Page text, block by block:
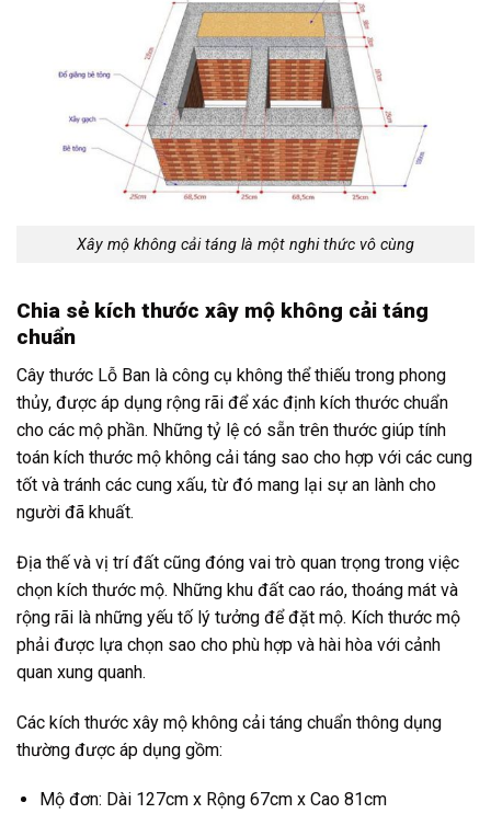
Xây mộ không cải táng là một nghi thức vô cùng
Chia sẻ kích thước xây mộ không cải táng
chuẩn
Cây thước Lỗ Ban là công cụ không thể thiếu trong phong
thủy, được áp dụng rộng rãi để xác định kích thước chuẩn
cho các mộ phần. Những tỷ lệ có sẵn trên thước giúp tính
toán kích thước mộ không cải táng sao cho hợp với các cung
tốt và tránh các cung xấu, từ đó mang lại sự an lành cho
người đã khuất.
Địa thế và vị trí đất cũng đóng vai trò quan trọng trong việc
chọn kích thước mộ. Những khu đất cao ráo, thoáng mát và
rộng rãi là những yếu tố lý tưởng để đặt mộ. Kích thước mộ
phải được lựa chọn sao cho phù hợp và hài hòa với cảnh
quan xung quanh.
Các kích thước xây mộ không cải táng chuẩn thông dụng
thường được áp dụng gồm:
Mộ đơn: Dài 127cm x Rộng 67cm x Cao 81cm